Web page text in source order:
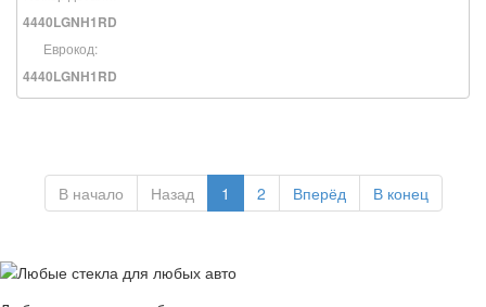
4440LGNH1RD
Еврокод:
4440LGNH1RD
В начало Назад 1 2 Вперёд В конец